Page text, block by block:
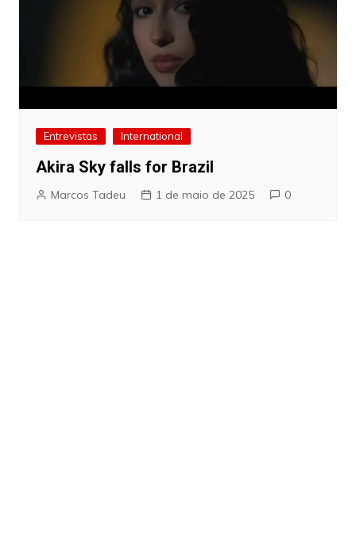
Entrevistas International
Akira Sky falls for Brazil
Marcos Tadeu 1 de maio de 2025 0